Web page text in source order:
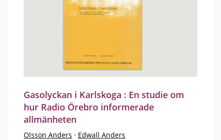
Gasolyckan i Karlskoga : En studie om
hur Radio Örebro informerade
allmänheten
Olsson Anders · Edwall Anders